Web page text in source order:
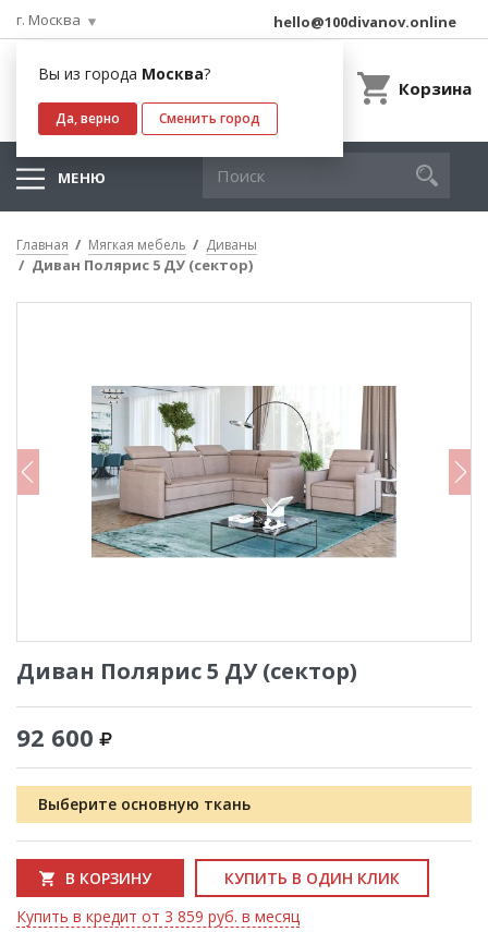
г. Москва
Вы из города Москва?
Да, верно Сменить город
hello@100divanov.online
Корзина
МЕНЮ
Главная Мягкая мебель Диваны
Диван Полярис 5 ДУ (сектор)
Диван Полярис 5 ДУ (сектор)
92 600
Выберите основную ткань
В КОРЗИНУ
КУПИТЬ В ОДИН КЛИК
Купить в кредит от 3 859 руб. в месяц